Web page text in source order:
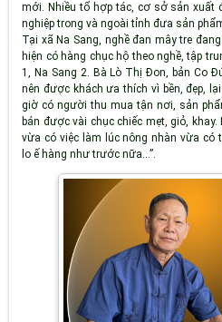
mới. Nhiều tổ hợp tác, cơ sở sản xuất
nghiệp trong và ngoài tỉnh đưa sản
Tại xã Na Sang, nghề đan mây tre
hiện có hàng chục hộ theo nghề, tập
1, Na Sang 2. Bà Lò Thị Đon, bản Co
nên được khách ưa thích vì bền, đẹp,
giờ có người thu mua tận nơi, sản
bán được vài chục chiếc mẹt, giỏ,
vừa có việc làm lúc nông nhàn vừa có
lo ế hàng như trước nữa...”.